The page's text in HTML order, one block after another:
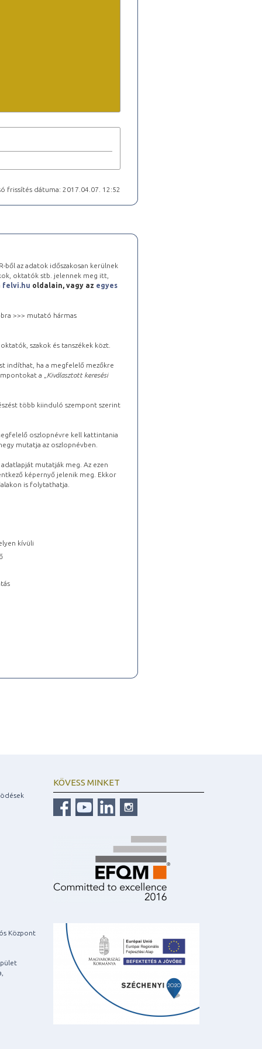
frissítés dátuma: 2017.04.07. 12:52
ből az adatok időszakosan kerülnek
oktatók stb. jelennek meg itt,
felvi.hu oldalain, vagy az egyes
>>> mutató hármas
szakok és tanszékek közt.
indíthat, ha a megfelelő mezőkre
a „ Kiválasztott keresési
több kiinduló szempont szerint
oszlopnévre kell kattintania
mutatja az oszlopnévben.
mutatják meg. Az ezen
képernyő jelenik meg. Ekkor
is folytathatja.
kívüli
Központ
KÖVESS MINKET